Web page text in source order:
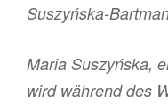
Suszyńska-
Maria Suszyńska,
wird während des